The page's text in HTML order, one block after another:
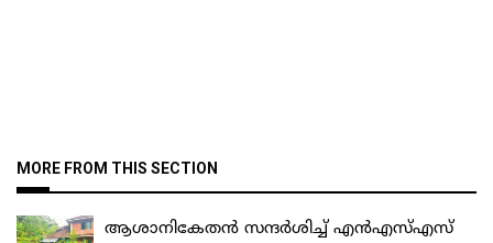
MORE FROM THIS SECTION
ആശാനികേതൻ സന്ദർശിച്ച് എൻഎസ്‌എസ്‌